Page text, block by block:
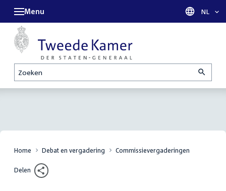
Zoeken
Menu Taal
NL
Home Debat en vergadering Commissievergaderingen
Delen